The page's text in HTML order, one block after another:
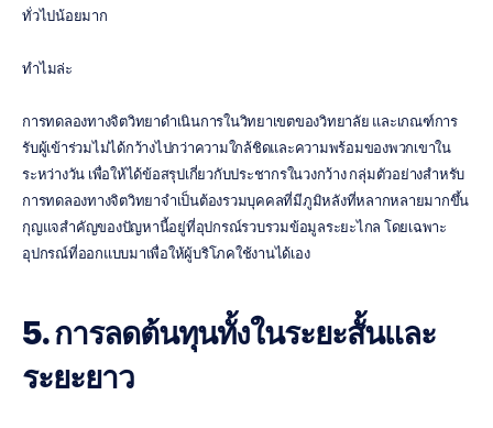
ทั่วไปน้อยมาก
ทำไมล่ะ
การทดลองทางจิตวิทยาดำเนินการในวิทยาเขตของวิทยาลัย และเกณฑ์การ
รับผู้เข้าร่วมไม่ได้กว้างไปกว่าความใกล้ชิดและความพร้อมของพวกเขาใน
ระหว่างวัน เพื่อให้ได้ข้อสรุปเกี่ยวกับประชากรในวงกว้าง กลุ่มตัวอย่างสำหรับ
การทดลองทางจิตวิทยาจำเป็นต้องรวมบุคคลที่มีภูมิหลังที่หลากหลายมากขึ้น
กุญแจสำคัญของปัญหานี้อยู่ที่อุปกรณ์รวบรวมข้อมูลระยะไกล โดยเฉพาะ
อุปกรณ์ที่ออกแบบมาเพื่อให้ผู้บริโภคใช้งานได้เอง
5. การลดต้นทุนทั้งในระยะสั้นและ
ระยะยาว